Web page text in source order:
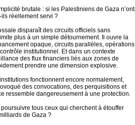
brutale : si les Palestiniens de Gaza n’ont
réellement servi ?
disparaît des circuits officiels sans
plus à un simple détournement. Il ouvre la
opaque, circuits parallèles, opérations
institutionnel. Et dans un contexte
des flux financiers liés aux zones de
prendre une dimension explosive.
fonctionnent encore normalement,
des convocations, des perquisitions et
ressemble dangereusement à une protection.
tous ceux qui cherchent à étouffer
de Gaza ?